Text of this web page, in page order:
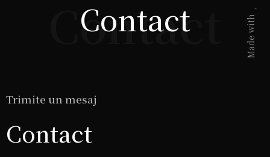
Contact
Contact Made with
Trimite un mesaj
Contact